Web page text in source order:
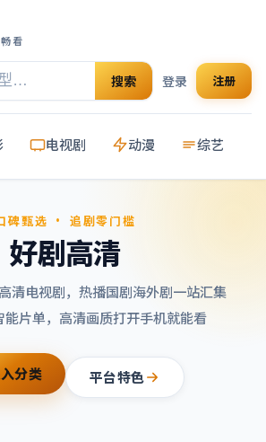
看
搜索 登录 注册
电视剧 动漫 综艺
碑甄选 · 追剧零门槛
好剧高清
清电视剧，热播国剧海外剧一站汇集
能片单，高清画质打开手机就能看
分类 平台特色